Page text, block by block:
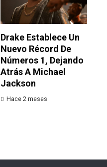
Drake Establece Un
Nuevo Récord De
Números 1, Dejando
Atrás A Michael
Jackson
Hace 2 meses